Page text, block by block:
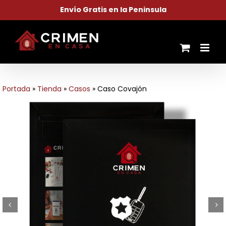
Envío Gratis en la Peninsula
Portada » Tienda » Casos » Caso Covajón